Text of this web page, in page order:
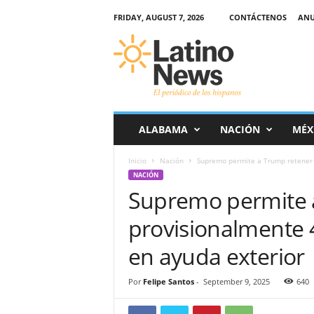
FRIDAY, AUGUST 7, 2026 CONTÁCTENOS
ó
ALABAMA NACIÓN
Inicio Nación Supremo permite a Trump
NACIÓN
Supremo
provisionalmente
en ayuda exterior
Por Felipe Santos- September 9, 2025 640